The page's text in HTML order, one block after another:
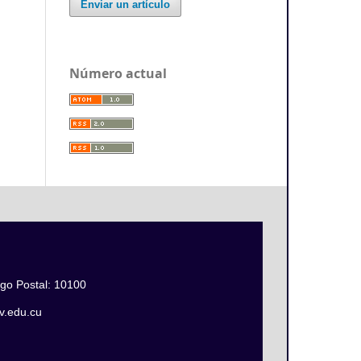
Enviar un artículo
Número actual
Postal: 10100